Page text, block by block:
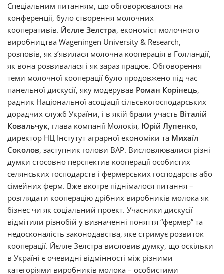
Спеціальним питанням, що обговорювалося на
конференціі, було створення молочних
кооперативів. Йєлле Зелстра, економіст молочного
виробництва Wageningen University & Research,
розповів, як з’явилася молочна кооперація в Голландії,
як вона розвивалася і як зараз працює. Обговорення
теми молочної кооперації було продовжено під час
панельної дискусії, яку модерував Роман Корінець,
радник Національної асоціації сільськогосподарських
дорадчих служб України, і в якій брали участь Віталій
Ковальчук, глава компанії Молокія, Юрій Лупенко,
директор НЦ Інстутут аграрної економіки та Михаїл
Соколов, заступник голови ВАР. Висловлювалися різні
думки стосовно перспектив кооперації особистих
селянських господарств і фермерських господарств або
сімейних ферм. Вже вкотре піднімалося питання –
розглядати кооперацію дрібних виробників молока як
бізнес чи як соціальний проект. Учасники дискусії
відмітили різнобій у визначенні поняття “фермер” та
недосконалість законодавства, яке стримує розвиток
кооперації. Йєлле Зелстра висловив думку, що оскільки
в Україні є очевидні відмінності між різними
категоріями виробників молока – особистими